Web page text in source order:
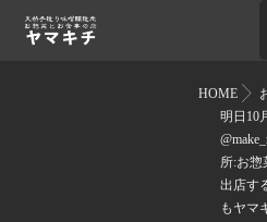
HOME
明日10
所:お
出店す
もヤマ